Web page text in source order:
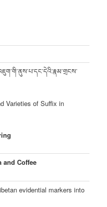
Varieties of Suffix in
and Coffee
evidential markers into